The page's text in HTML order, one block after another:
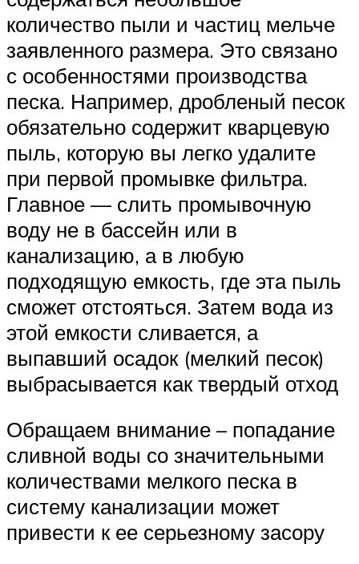
количество пыли и частиц мельче
заявленного размера. Это связано
с особенностями производства
песка. Например, дробленый песок
обязательно содержит кварцевую
пыль, которую вы легко удалите
при первой промывке фильтра.
Главное — слить промывочную
воду не в бассейн или в
канализацию, а в любую
подходящую емкость, где эта пыль
сможет отстояться. Затем вода из
этой емкости сливается, а
выпавший осадок (мелкий песок)
выбрасывается как твердый отход
Обращаем внимание – попадание
сливной воды со значительными
количествами мелкого песка в
систему канализации может
привести к ее серьезному засору